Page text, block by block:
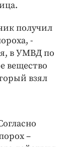
получил
-
в УМВД по
вещество
взял
–